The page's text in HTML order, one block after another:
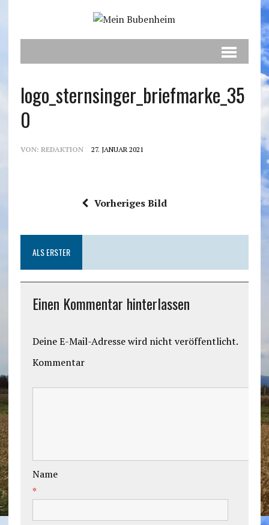
logo_sternsinger_briefmarke_35
0
VON: REDAKTION 27. JANUAR 2021
Vorheriges Bild
ALS ERSTER
Einen Kommentar hinterlassen
Deine E-Mail-Adresse wird nicht veröffentlicht.
Kommentar
Name
*